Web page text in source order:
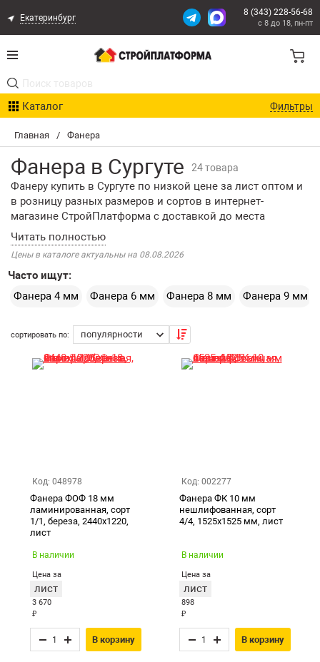
Главная / Фанера
Фанера в Сургуте 24 товара
Фанеру купить в Сургуте по низкой цене за лист оптом и
в розницу разных размеров и сортов в интернет-
магазине СтройПлатформа с доставкой до места
применения. Стройматериал приобрел широкую
популярность в создании различных строительных
конструкций. Фанерная доска незаменима в качестве
настила, обивки, а также изготовления различных
изделий. Влагостойкая фанера – идеальное средство для
производства мебели. Структура многослойного
при содействии специальных клеящих составов,
обладает непревзойденными прочностными
характеристиками. Листовая фанера на натуральной
Цены в каталоге актуальны на 08.08.2026
Часто ищут:
Фанера 4 мм
Фанера 6 мм Фанера 8 мм Фанера 9 мм
сортировать по:
Код: 048978
Фанера ФОФ 18 мм
ламинированная, сорт
1/1, береза, 2440х1220,
лист
В наличии
Цена за
лист
3 670
₽
В корзину
Код: 002277
Фанера ФК 10 мм
нешлифованная, сорт
4/4, 1525х1525 мм, лист
В наличии
Цена за
лист
898
₽
В корзину
Екатеринбург
8 (343) 228-56-68
с 8 до 18, пн-пт
Каталог Фильтры
Акции
Расчет доставки
Организациям
Опыт поставок
Статьи
Контакты
Оплата и Доставка
Екатеринбург